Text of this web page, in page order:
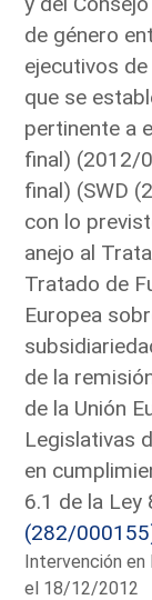
de género
ejecutivos
que se
pertinente a
final) (2012/
final) (SWD
con lo
anejo al
Tratado de
Europea
de la
de la Unión
Legislativas
en
6.1 de la
(282/
Intervención en
el 18/12/2012